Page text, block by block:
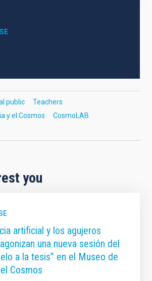
public
Teachers
y el Cosmos
CosmoLAB
you
artificial y los agujeros
una nueva sesión del
a la tesis” en el Museo de
Cosmos